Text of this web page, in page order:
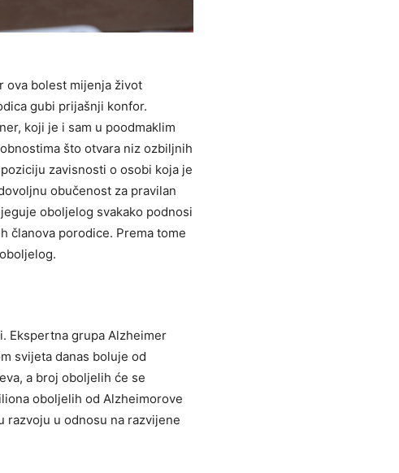
ova bolest mijenja život
gubi prijašnji konfor.
koji je i sam u poodmaklim
što otvara niz ozbiljnih
zavisnosti o osobi koja je
obučenost za pravilan
oboljelog svakako podnosi
članova porodice. Prema tome
Ekspertna grupa Alzheimer
svijeta danas boluje od
a broj oboljelih će se
oboljelih od Alzheimorove
razvoju u odnosu na razvijene